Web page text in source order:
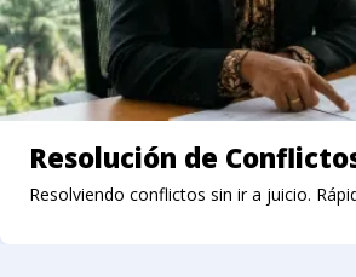
Resolución de
Resolviendo conflictos sin ir a juicio.